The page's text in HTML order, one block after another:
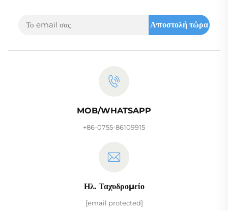
Αποστολή τώρα
MOB/WHATSAPP
+86-0755-86109915
Ηλ. Ταχυδρομείο
[email protected]